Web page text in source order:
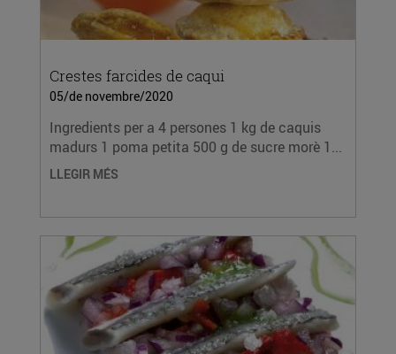
Crestes farcides de caqui
05/de novembre/2020
Ingredients per a 4 persones 1 kg de caquis
madurs 1 poma petita 500 g de sucre morè 1...
LLEGIR MÉS